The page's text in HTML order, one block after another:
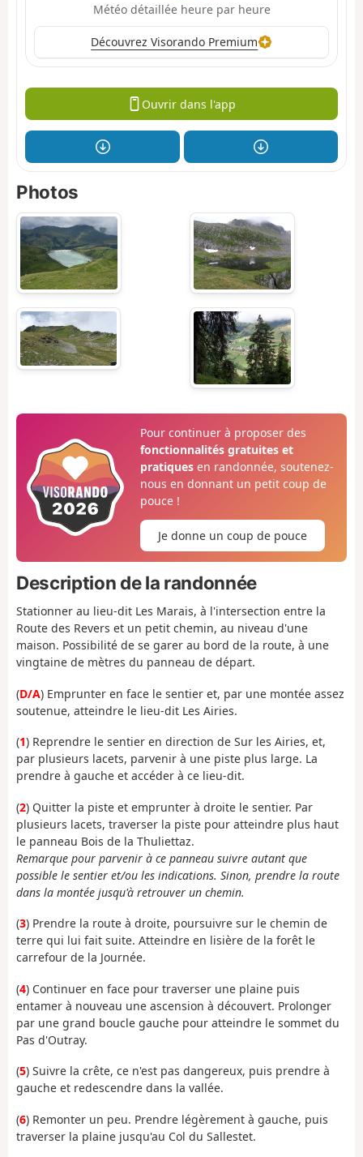
Météo détaillée heure par heure
Découvrez Visorando Premium
Ouvrir dans l'app
Photos
Pour continuer à proposer des
fonctionnalités gratuites et
pratiquesen randonnée, soutenez-
nous en donnant un petit coup de
pouce !
Je donne un coup de pouce
Description de la randonnée
Stationner au lieu-dit Les Marais, à l'intersection entre la
Route des Revers et un petit chemin, au niveau d'une
maison. Possibilité de se garer au bord de la route, à une
vingtaine de mètres du panneau de départ.
(D/A) Emprunter en face le sentier et, par une montée assez
soutenue, atteindre le lieu-dit Les Airies.
(1) Reprendre le sentier en direction de Sur les Airies, et,
par plusieurs lacets, parvenir à une piste plus large. La
prendre à gauche et accéder à ce lieu-dit.
(2) Quitter la piste et emprunter à droite le sentier. Par
plusieurs lacets, traverser la piste pour atteindre plus haut
le panneau Bois de la Thuliettaz.
Remarque pour parvenir à ce panneau suivre autant que
possible le sentier et/ou les indications. Sinon, prendre la route
dans la montée jusqu'à retrouver un chemin.
(3) Prendre la route à droite, poursuivre sur le chemin de
terre qui lui fait suite. Atteindre en lisière de la forêt le
carrefour de la Journée.
(4) Continuer en face pour traverser une plaine puis
entamer à nouveau une ascension à découvert. Prolonger
par une grand boucle gauche pour atteindre le sommet du
Pas d'Outray.
(5) Suivre la crête, ce n'est pas dangereux, puis prendre à
gauche et redescendre dans la vallée.
(6) Remonter un peu. Prendre légèrement à gauche, puis
traverser la plaine jusqu'au Col du Sallestet.